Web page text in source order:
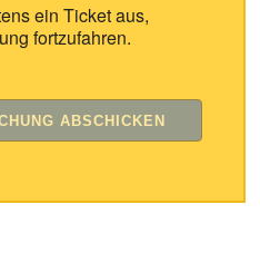
ein Ticket aus,
fortzufahren.